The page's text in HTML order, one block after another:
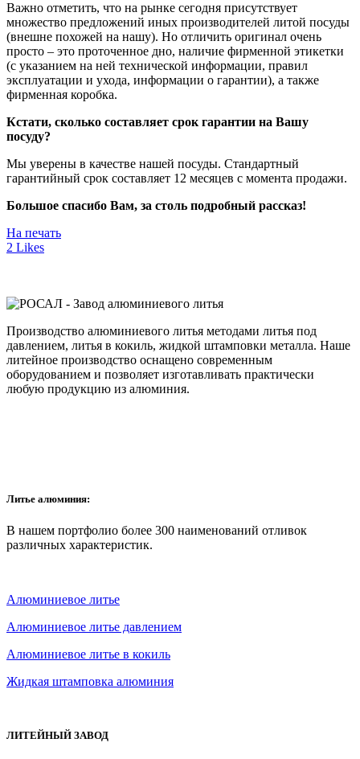
Важно отметить, что на рынке сегодня присутствует
множество предложений иных производителей литой посуды
(внешне похожей на нашу). Но отличить оригинал очень
просто – это проточенное дно, наличие фирменной этикетки
(с указанием на ней технической информации, правил
эксплуатации и ухода, информации о гарантии), а также
фирменная коробка.
Кстати, сколько составляет срок гарантии на Вашу
посуду?
Мы уверены в качестве нашей посуды. Стандартный
гарантийный срок составляет 12 месяцев с момента продажи.
Большое спасибо Вам, за столь подробный рассказ!
На печать
2 Likes
Производство алюминиевого литья методами литья под
давлением, литья в кокиль, жидкой штамповки металла. Наше
литейное производство оснащено современным
оборудованием и позволяет изготавливать практически
любую продукцию из алюминия.
Литье алюминия:
В нашем портфолио более 300 наименований отливок
различных характеристик.
Алюминиевое литье
Алюминиевое литье давлением
Алюминиевое литье в кокиль
Жидкая штамповка алюминия
ЛИТЕЙНЫЙ ЗАВОД